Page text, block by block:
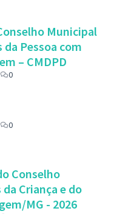
Municipal
Pessoa com
– CMDPD
0
0
Conselho
Criança e do
MG - 2026